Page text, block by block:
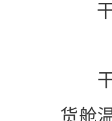
干
干
货舱